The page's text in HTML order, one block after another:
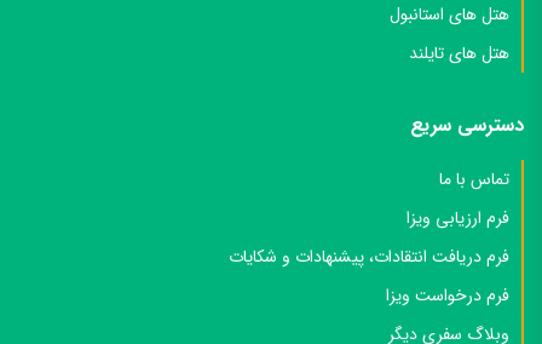
هتل های استانبول
هتل های تایلند
دسترسی سریع
تماس با ما
فرم ارزیابی ویزا
فرم دریافت انتقادات، پیشنهادات و شکایات
فرم درخواست ویزا
وبلاگ سفری دیگر